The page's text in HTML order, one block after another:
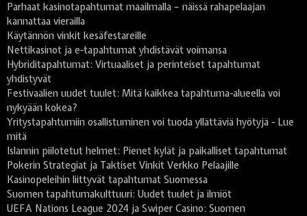
Parhaat kasinotapahtumat maailmalla – näissä rahapelaajan
kannattaa vierailla
Käytännön vinkit kesäfestareille
Nettikasinot ja e-tapahtumat yhdistävät voimansa
Hybriditapahtumat: Virtuaaliset ja perinteiset tapahtumat
yhdistyvät
Festivaalien uudet tuulet: Mitä kaikkea tapahtuma-alueella voi
nykyään kokea?
Yritystapahtumiin osallistuminen voi tuoda yllättäviä hyötyjä - Lue
mitä
Islannin piilotetut helmet: Pienet kylät ja paikalliset tapahtumat
Pokerin Strategiat ja Taktiset Vinkit Verkko Pelaajille
Kasinopeleihin liittyvät tapahtumat Suomessa
Suomen tapahtumakulttuuri: Uudet tuulet ja ilmiöt
UEFA Nations League 2024 ja Swiper Casino: Suomen